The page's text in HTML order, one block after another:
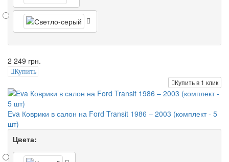
2 249 грн.
Купить
Купить в 1 клик
Eva Коврики в салон на Ford Transit 1986 – 2003 (комплект - 5
шт)
Цвета: